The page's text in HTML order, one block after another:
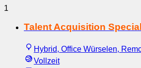
1
Talent Acquisition
Hybrid, Office Würselen,
Vollzeit